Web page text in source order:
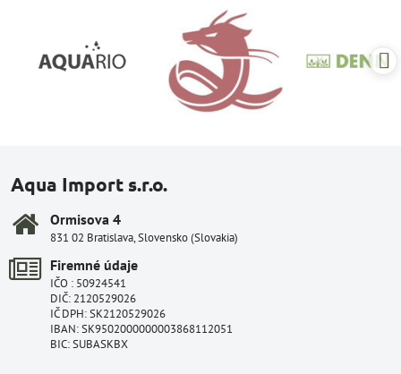
Aqua Import s.r.o.
Ormisova 4
831 02 Bratislava, Slovensko (Slovakia)
Firemné údaje
IČO : 50924541
DIČ: 2120529026
IČ DPH: SK2120529026
IBAN: SK9502000000003868112051
BIC: SUBASKBX